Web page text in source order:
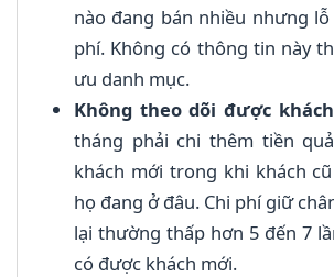
nào đang bán nhiều nhưng
phí. Không có thông tin này
ưu danh mục.
Không theo dõi được
tháng phải chi thêm tiền
khách mới trong khi khách
họ đang ở đâu. Chi phí giữ
lại thường thấp hơn 5 đến 7
có được khách mới.